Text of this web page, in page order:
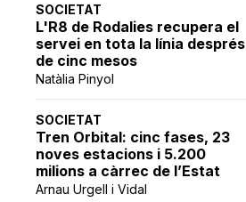
SOCIETAT
L'R8 de Rodalies recupera el
servei en tota la línia després
de cinc mesos
Natàlia Pinyol
SOCIETAT
Tren Orbital: cinc fases, 23
noves estacions i 5.200
milions a càrrec de l’Estat
Arnau Urgell i Vidal